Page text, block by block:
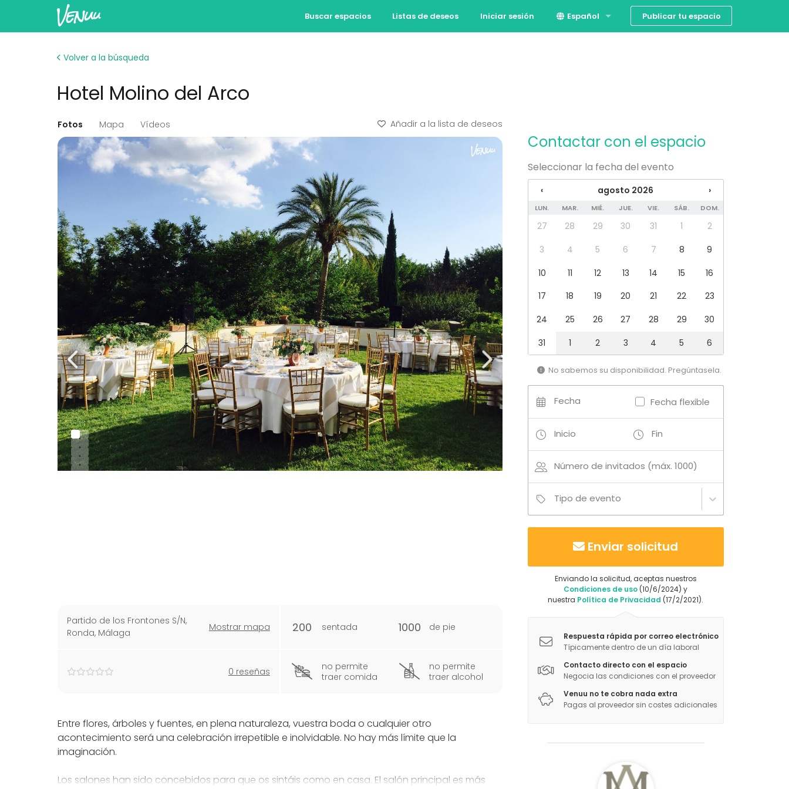
Buscar espacios Listas de deseos Iniciar sesión Español Publicar tu espacio
Volver a la búsqueda
Hotel Molino del Arco
Fotos Mapa Vídeos Añadir a la lista de deseos
Partido de los Frontones S/N,
Ronda, Málaga
Mostrar mapa
0 reseñas
200 sentada 1000 de pie
no permite
traer comida
no permite
traer alcohol
Entre flores, árboles y fuentes, en plena naturaleza, vuestra boda o cualquier otro
acontecimiento será una celebración irrepetible e inolvidable. No hay más límite que la
imaginación.
Los salones han sido concebidos para que os sintáis como en casa. El salón principal es más
Contactar con el espacio
Seleccionar la fecha del evento
‹ agosto 2026 ›
LUN. MAR. MIÉ. JUE. VIE. SÁB. DOM.
27 28 29 30 31 1
2
3
4 5 6 7 8
9
10
11 12 13 14 15
16
17
18 19 20 21 22
23
24
25 26 27 28 29
30
31
1 2 3 4 5 6
No sabemos su disponibilidad. Pregúntasela.
Fecha Fecha flexible
Inicio Fin
Número de invitados (máx. 1000)
Tipo de evento
Enviar solicitud
Enviando la solicitud, aceptas nuestros
Condiciones de uso (10/6/2024) y
nuestra Política de Privacidad (17/2/2021).
Respuesta rápida por correo electrónico
Típicamente dentro de un día laboral
Contacto directo con el espacio
Negocia las condiciones con el proveedor
Venuu no te cobra nada extra
Pagas al proveedor sin costes adicionales